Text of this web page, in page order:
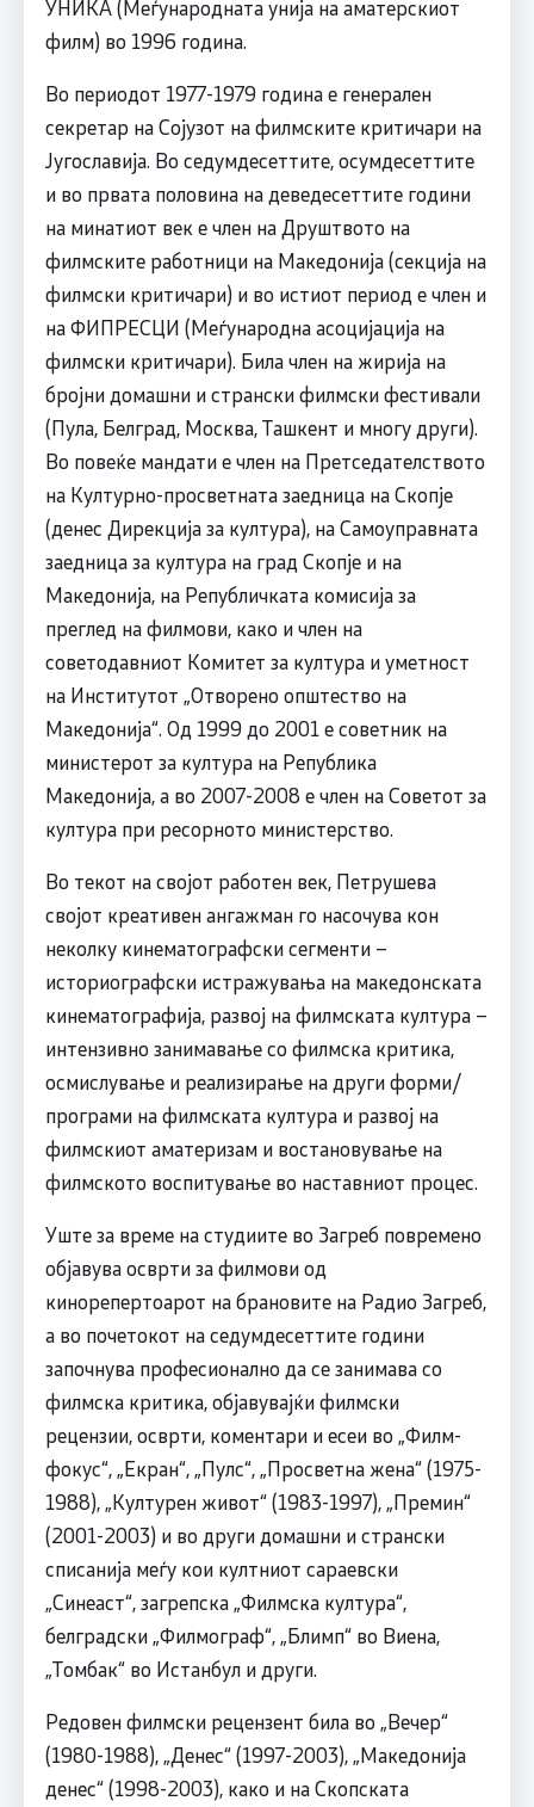
УНИКА (Меѓународната унија на аматерскиот
филм) во 1996 година.
Во периодот 1977-1979 година е генерален
секретар на Сојузот на филмските критичари на
Југославија. Во седумдесеттите, осумдесеттите
и во првата половина на деведесеттите години
на минатиот век е член на Друштвото на
филмските работници на Македонија (секција на
филмски критичари) и во истиот период е член и
на ФИПРЕСЦИ (Меѓународна асоцијација на
филмски критичари). Била член на жирија на
бројни домашни и странски филмски фестивали
(Пула, Белград, Москва, Ташкент и многу други).
Во повеќе мандати е член на Претседателството
на Културно-просветната заедница на Скопје
(денес Дирекција за култура), на Самоуправната
заедница за култура на град Скопје и на
Македонија, на Републичката комисија за
преглед на филмови, како и член на
советодавниот Комитет за култура и уметност
на Институтот „Отворено општество на
Македонија“. Од 1999 до 2001 е советник на
министерот за култура на Република
Македонија, а во 2007-2008 е член на Советот за
култура при ресорното министерство.
Во текот на својот работен век, Петрушева
својот креативен ангажман го насочува кон
неколку кинематографски сегменти –
историографски истражувања на македонската
кинематографија, развој на филмската култура –
интензивно занимавање со филмска критика,
осмислување и реализирање на други форми/
програми на филмската култура и развој на
филмскиот аматеризам и востановување на
филмското воспитување во наставниот процес.
Уште за време на студиите во Загреб повремено
објавува осврти за филмови од
кинорепертоарот на брановите на Радио Загреб,
а во почетокот на седумдесеттите години
започнува професионално да се занимава со
филмска критика, објавувајќи филмски
рецензии, осврти, коментари и есеи во „Филм-
фокус“, „Екран“, „Пулс“, „Просветна жена“ (1975-
1988), „Културен живот“ (1983-1997), „Премин“
(2001-2003) и во други домашни и странски
списанија меѓу кои култниот сараевски
„Синеаст“, загрепска „Филмска култура“,
белградски „Филмограф“, „Блимп“ во Виена,
„Томбак“ во Истанбул и други.
Редовен филмски рецензент била во „Вечер“
(1980-1988), „Денес“ (1997-2003), „Македонија
денес“ (1998-2003), како и на Скопската